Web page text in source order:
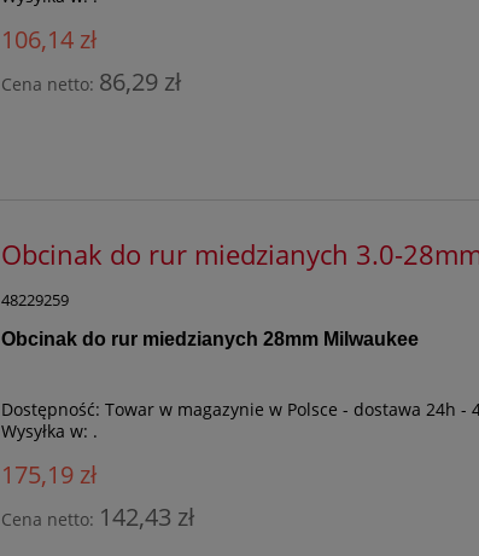
106,14 zł
Cena netto: 86,29 zł
Obcinak do rur miedzianych 3.0-
48229259
Obcinak do rur miedzianych 28mm Milwaukee
Dostępność: Towar w magazynie w Polsce - dostawa 24h -
Wysyłka w: .
175,19 zł
Cena netto: 142,43 zł